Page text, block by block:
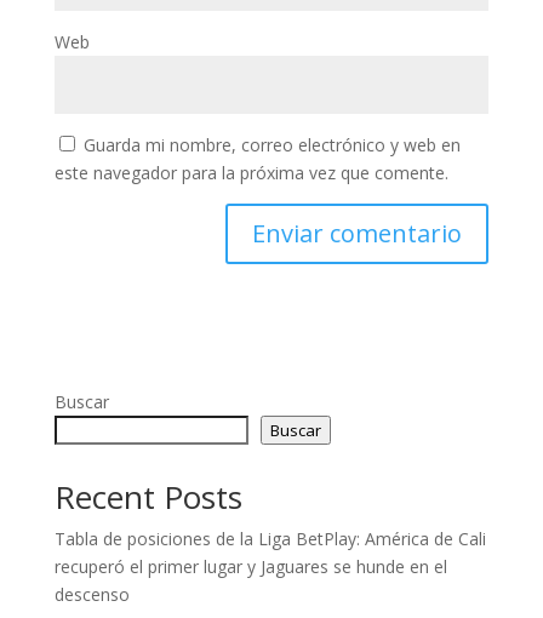
Web
Guarda mi nombre, correo electrónico y web en
este navegador para la próxima vez que comente.
Buscar
Buscar
Recent Posts
Tabla de posiciones de la Liga BetPlay: América de Cali
recuperó el primer lugar y Jaguares se hunde en el
descenso